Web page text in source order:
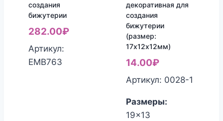
создания
бижутерии
282.00₽
Артикул:
ЕМВ763
декоративная для
создания
бижутерии
(размер:
17х12х12мм)
14.00₽
Артикул: 0028-1
Размеры:
19x13